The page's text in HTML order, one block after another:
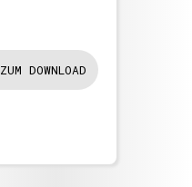
ZUM DOWNLOAD